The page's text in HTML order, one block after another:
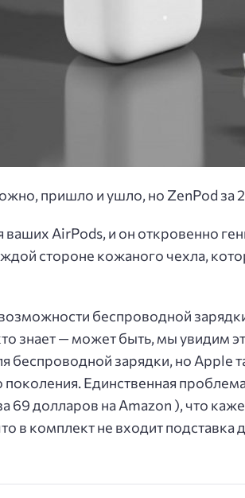
пришло и ушло, но ZenPod за
AirPods, и он откровенно
стороне кожаного чехла,
беспроводной
знает — может быть, мы
беспроводной зарядки, но Apple
Единственная
69 долларов на Amazon ), что
в комплект не входит